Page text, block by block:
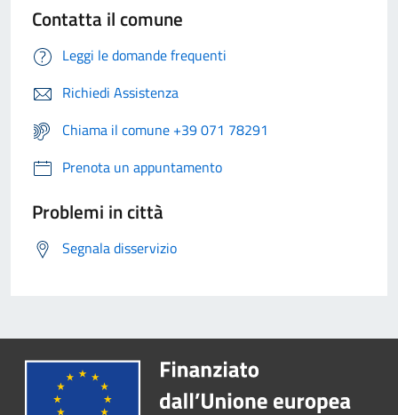
Contatta il comune
Leggi le domande frequenti
Richiedi Assistenza
Chiama il comune +39 071 78291
Prenota un appuntamento
Problemi in città
Segnala disservizio